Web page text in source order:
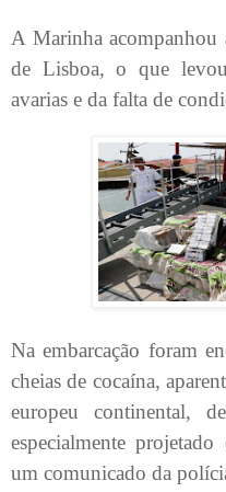
A Marinha acompanhou
de Lisboa, o que
avarias e da falta de
Na embarcação foram
cheias de cocaína,
europeu continental,
especialmente
um comunicado da